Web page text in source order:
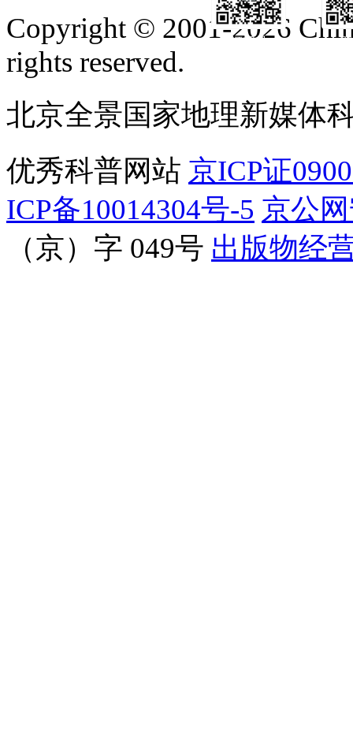
订阅号
Copyright © 2001-2026
rights reserved.
北京全景国家地理新媒体
优秀科普网站 京ICP证
ICP备10014304号-5 京公
（京）字 049号 出版物经